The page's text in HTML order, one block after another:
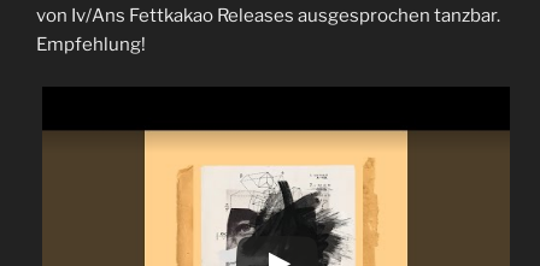
von Iv/Ans Fettkakao Releases ausgesprochen tanzbar.
Empfehlung!